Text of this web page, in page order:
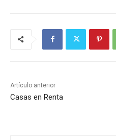
Artículo anterior
Casas en Renta